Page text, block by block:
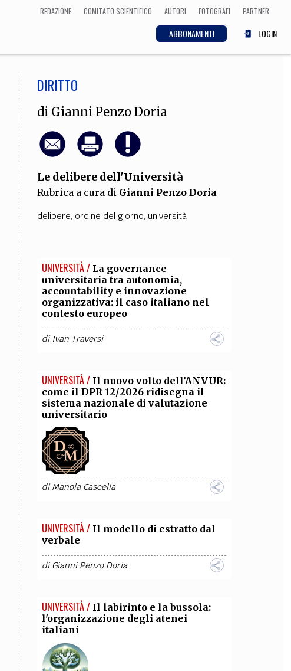
REDAZIONE COMITATO SCIENTIFICO AUTORI FOTOGRAFI PARTNER
ABBONAMENTI LOGIN
ECONOMIA
Matematica, Fisica,
Biologia, Cifrematica,
CULTURA
Arte, Cinema, Musica,
Letteratura
COLLABORA CON NOI
DIRITTO
di Gianni Penzo Doria
Le delibere dell'Università
Rubrica a cura di Gianni Penzo Doria
delibere, ordine del giorno, università
UNIVERSITÀ / La governance
universitaria tra autonomia,
accountability e innovazione
organizzativa: il caso italiano nel
contesto europeo
di Ivan Traversi
UNIVERSITÀ / Il nuovo volto dell’ANVUR:
come il DPR 12/2026 ridisegna il
sistema nazionale di valutazione
universitario
diManola Cascella
UNIVERSITÀ / Il modello di estratto dal
verbale
diGianni Penzo Doria
UNIVERSITÀ / Il labirinto e la bussola:
l'organizzazione degli atenei
italiani